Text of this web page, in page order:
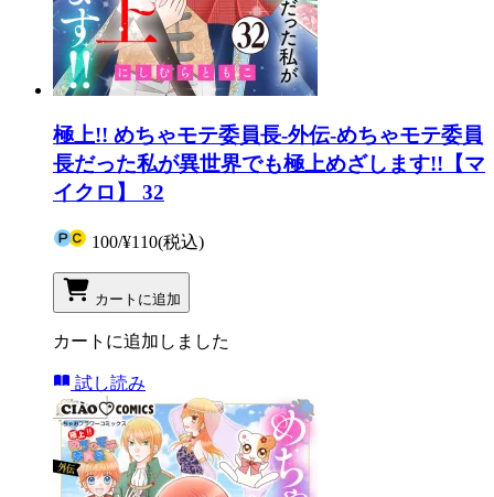
極上!! めちゃモテ委員長-外伝-めちゃモテ委員
長だった私が異世界でも極上めざします!!【マ
イクロ】 32
100/¥110(税込)
カートに追加
カートに追加しました
試し読み